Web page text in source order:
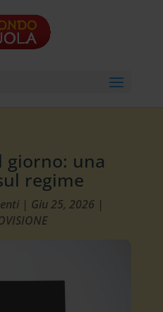
giorno: una
regime
| Giu 25, 2026|